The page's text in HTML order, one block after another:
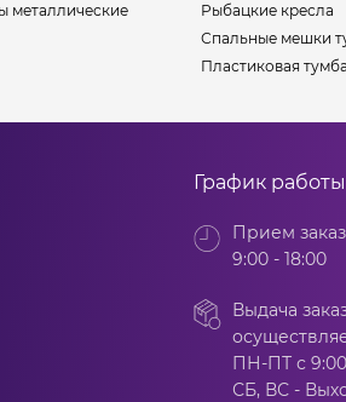
металлические
Рыбацкие кресла
Спальные мешки
Пластиковая тумба
График работы
Прием
9:00 - 18:00
Выдача
ПН-ПТ с 9:00
СБ, ВС -